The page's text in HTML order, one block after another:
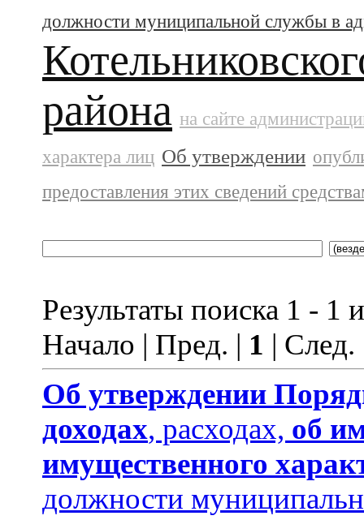
должности муниципальной службы в
района на сайте
характера лиц Об утверждении
предоставления этих сведений
Результаты поиска 1 - 1
Начало | Пред. | 1 |
Об утверждении
доходах, расходах, об
имущественного
должности